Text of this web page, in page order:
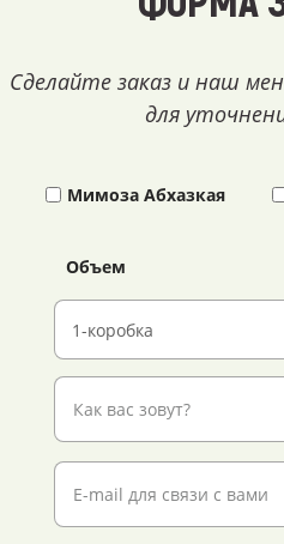
Сделайте заказ и наш
для
Мимоза Абхазкая
Объем